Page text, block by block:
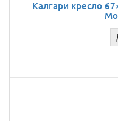
Калгари кресло